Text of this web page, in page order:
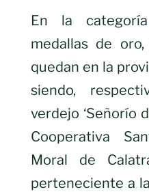
En la
medallas de
quedan en la
siendo,
verdejo ‘Señorío
Cooperativa
Moral de
perteneciente a